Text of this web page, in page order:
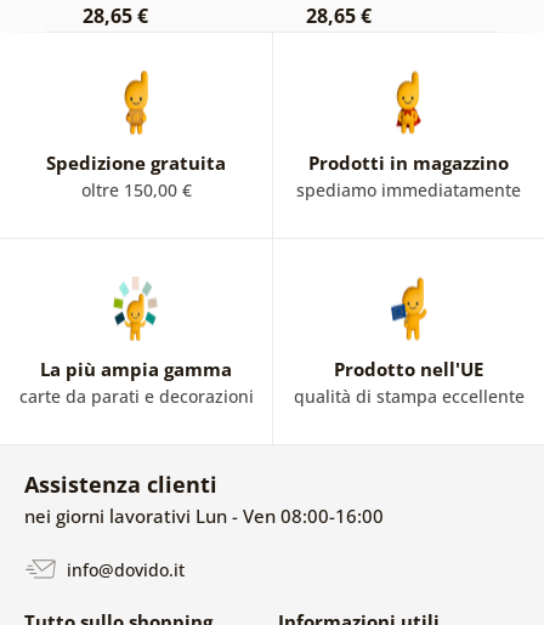
28,65 € 28,65 €
Spedizione gratuita
oltre 150,00 €
Prodotti in magazzino
spediamo immediatamente
La più ampia gamma
carte da parati e decorazioni
Prodotto nell'UE
qualità di stampa eccellente
Assistenza clienti
nei giorni lavorativi Lun - Ven 08:00-16:00
info@dovido.it